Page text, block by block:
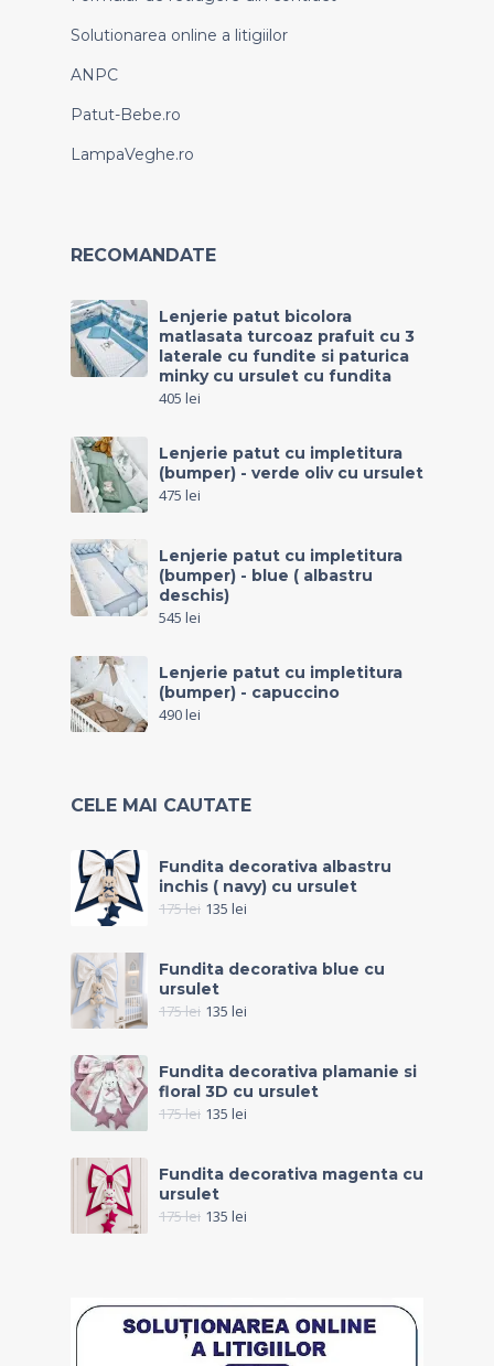
Solutionarea online a litigiilor
ANPC
Patut-Bebe.ro
LampaVeghe.ro
RECOMANDATE
Lenjerie patut bicolora
matlasata turcoaz prafuit cu 3
laterale cu fundite si paturica
minky cu ursulet cu fundita
405 lei
Lenjerie patut cu impletitura
(bumper) - verde oliv cu ursulet
475 lei
Lenjerie patut cu impletitura
(bumper) - blue ( albastru
deschis)
545 lei
Lenjerie patut cu impletitura
(bumper) - capuccino
490lei
CELE MAI CAUTATE
Fundita decorativa albastru
inchis ( navy) cu ursulet
175lei 135 lei
Fundita decorativa blue cu
ursulet
175lei 135 lei
Fundita decorativa plamanie si
floral 3D cu ursulet
175lei 135 lei
Fundita decorativa magenta cu
ursulet
175lei 135 lei